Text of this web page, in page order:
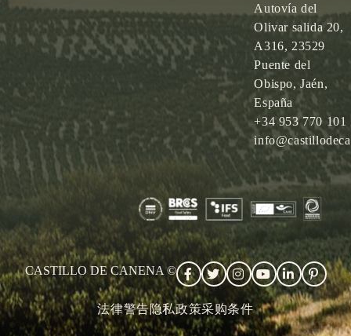
Autovía del
Olivar salida 20,
A316, 23529
Puente del
Obispo, Jaén,
España
+34 953 770 101
CASTILLO DE CANENA ©
法律警告隐私政策采购条件